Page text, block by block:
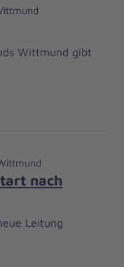
Wittmund gibt
nach
Leitung